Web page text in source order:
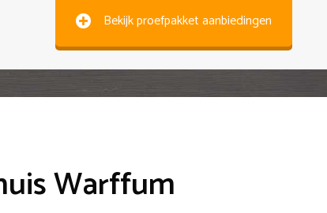
Bekijk proefpakket aanbiedingen
Warffum